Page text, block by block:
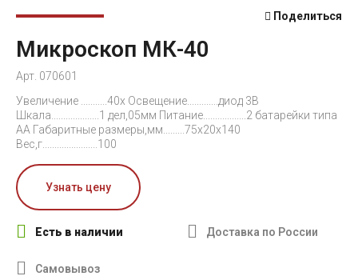
Поделиться
Микроскоп МК-40
Арт. 070601
Увеличение ...........40х Освещение.............диод 3В
Шкала....................1 дел,05мм Питание..................2 батарейки типа
АА Габаритные размеры,мм.........75х20х140
Вес,г.......................100
Узнать цену
Есть в наличии Доставка по России
Самовывоз